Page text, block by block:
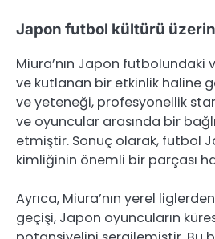
Japon futbol kültürü
Miura’nın Japon futbolundaki
ve kutlanan bir etkinlik haline
ve yeteneği, profesyonellik
ve oyuncular arasında bir
etmiştir. Sonuç olarak, futbol
kimliğinin önemli bir parçası
Ayrıca, Miura’nın yerel
geçişi, Japon oyuncuların